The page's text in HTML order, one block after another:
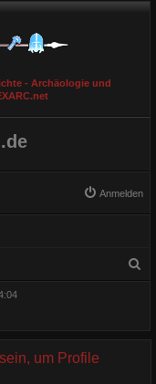
- Archäologie und
Anmelden
um Profile